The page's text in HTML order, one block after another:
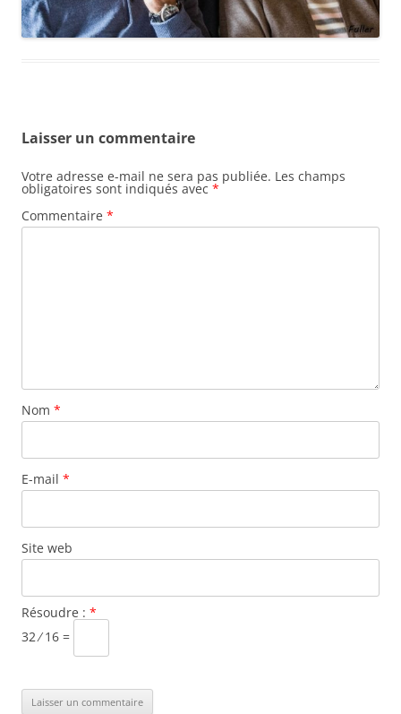
Laisser un commentaire
Votre adresse e-mail ne sera pas publiée. Les champs
obligatoires sont indiqués avec *
Commentaire *
Nom *
E-mail *
Site web
Résoudre : *
32 ⁄ 16 =